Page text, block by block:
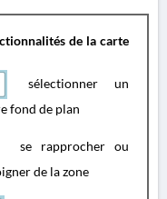
de la carte
sélectionner un
fond de plan
se rapprocher ou
de la zone